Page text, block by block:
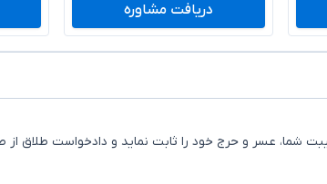
دریافت مشاوره
شما، عسر و حرج خود را ثابت نماید و دادخواست طلاق از